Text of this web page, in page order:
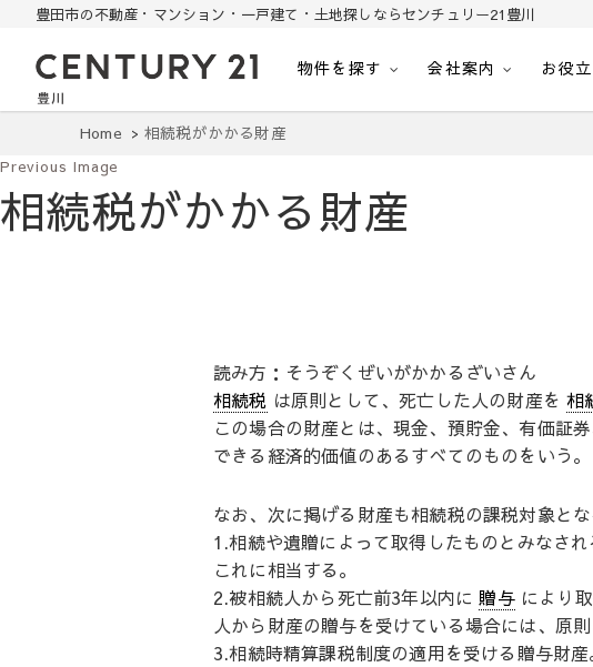
豊田市の不動産・マンション・一戸建て・土地探しならセンチュリー21豊川
豊田市の中古住宅・土地・リノベ物件探し｜セン
物件を探す 会社案内 お役
Home 相続税がかかる財産
Previous Image
相続税がかかる財産
読み方：そうぞくぜいがかかるざいさん
相続税 は原則として、死亡した人の財産を相
この場合の財産とは、現金、預貯金、有価証券
できる経済的価値のあるすべてのものをいう。
なお、次に掲げる財産も相続税の課税対象とな
1.相続や遺贈によって取得したものとみなされ
これに相当する。
2.被相続人から死亡前3年以内に 贈与により
人から財産の贈与を受けている場合には、原
3.相続時精算課税制度の適用を受ける贈与財